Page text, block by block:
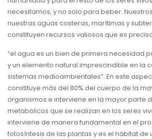
necesitamos, y no solo para beber.
nuestras aguas costeras, marítimas y
constituyen recursos valiosos que es
“el agua es un bien de primera necesidad
y un elemento natural imprescindible en la
sistemas medioambientales”. En este
constituye más del 80% del cuerpo de la
organismos e interviene en la mayor parte
metabólicos que se realizan en los seres
interviene de manera fundamental en el
fotosíntesis de las plantas y es el hábitat de